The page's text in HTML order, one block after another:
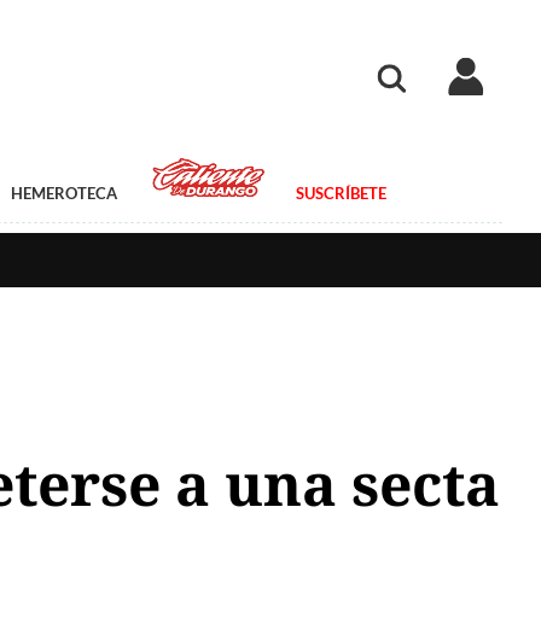
HEMEROTECA SUSCRÍBETE
a una secta